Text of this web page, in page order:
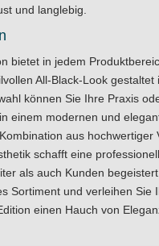
und langlebig.
bietet in jedem
All-Black-Look gestaltet
können Sie Ihre Praxis
einem modernen und
aus hochwertiger
schafft eine
als auch Kunden
Sortiment und verleihen Sie
einen Hauch von